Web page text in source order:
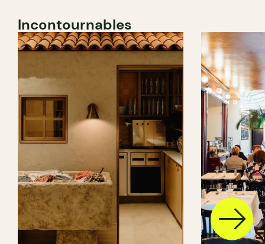
Incontournables